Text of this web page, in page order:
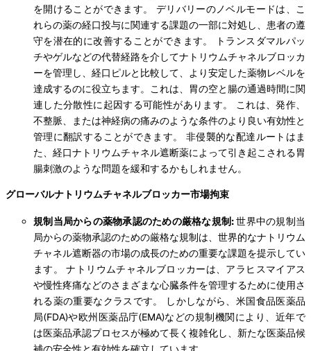
を開けることができます。 デリバリーのノベルモードは、こ
れらの薬の経口投与に関連する課題の一部に対処し、患者の遵
守を潜在的に改善することができます。 トランスダマルパッ
チやゲルなどの代替経路を介してナトリウムチャネルブロッカ
ーを管理し、経口ピルと比較して、より安定した薬物レベルを
達成するのに役立ちます。これは、胃の空と腸の通過時間に関
連した分散性に起因する可能性があります。 これは、発作、
不整脈、または神経病の痛みのような条件のより良い有効性と
管理に翻訳することができます。 非侵襲的な配達ルートはま
た、経口ナトリウムチャネル遮断薬によって引き起こされる胃
腸刺激のような問題を緩和するかもしれません。
グローバルナトリウムチャネルブロッカー市場拘束
規制当局からの薬物承認のための厳格な規制:世界中の規制当
局からの薬物承認のための厳格な規制は、世界的なナトリウム
チャネル遮断器の市場の成長のための重要な課題を提示してい
ます。 ナトリウムチャネルブロッカーは、アラヒスマイアス
や慢性疼痛などのさまざまな心臓条件を管理するために使用さ
れる薬の重要なクラスです。 しかしながら、米国食品医薬品
局(FDA)や欧州医薬品庁(EMA)などの規制機関により、近年で
は医薬品承認プロセスが極めて長く複雑化し、新たな医薬品候